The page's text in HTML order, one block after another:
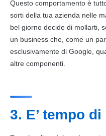
Questo comportamento è
sorti della tua azienda nelle
bel giorno decide di mollarti,
un business che, come un
esclusivamente di Google ,
altre componenti.
3. E’ tempo